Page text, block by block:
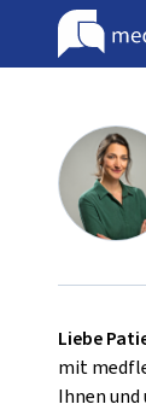
Liebe
mit
Ihnen und